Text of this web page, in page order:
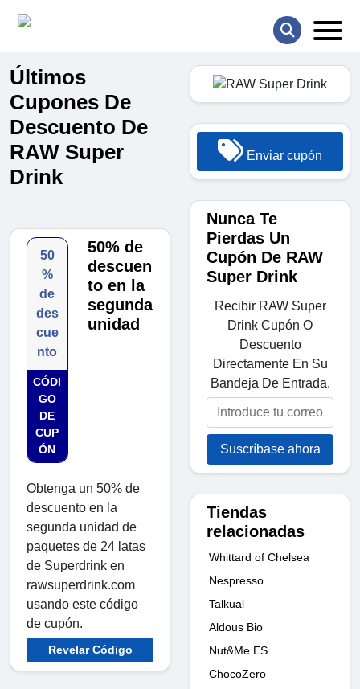
Últimos
Cupones De
Descuento De
RAW Super
Drink
50
%
de
des
cue
nto
CÓDI
GO
DE
CUP
ÓN
50% de
descuen
to en la
segunda
unidad
Obtenga un 50% de
descuento en la
segunda unidad de
paquetes de 24 latas
de Superdrink en
rawsuperdrink.com
usando este código
de cupón.
Revelar Código
Enviar cupón
Nunca Te
Pierdas Un
Cupón De RAW
Super Drink
Recibir RAW Super
Drink Cupón O
Descuento
Directamente En Su
Bandeja De Entrada.
Suscríbase ahora
Tiendas
relacionadas
Whittard of Chelsea
Nespresso
Talkual
Aldous Bio
Nut&Me ES
ChocoZero